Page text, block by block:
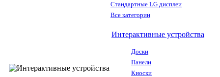
Стандартные LG дисплеи
Все категории
Интерактивные устройства
Доски
Панели
Киоски